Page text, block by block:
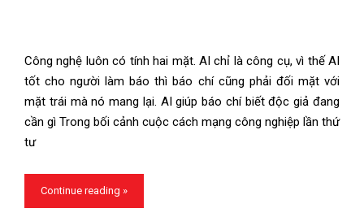
Công nghệ luôn có tính hai mặt. AI chỉ là công cụ, vì thế AI
tốt cho người làm báo thì báo chí cũng phải đối mặt với
mặt trái mà nó mang lại. AI giúp báo chí biết độc giả đang
cần gì Trong bối cảnh cuộc cách mạng công nghiệp lần thứ
tư
Continue reading »